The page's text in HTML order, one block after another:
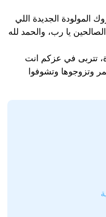
المولودة الجديدة اللي
يا رب، والحمد لله
تتربى في عزكم انت
وتزوجوها وتشوفوا